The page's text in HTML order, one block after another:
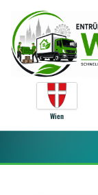
Zum Inhalt springen
Wien